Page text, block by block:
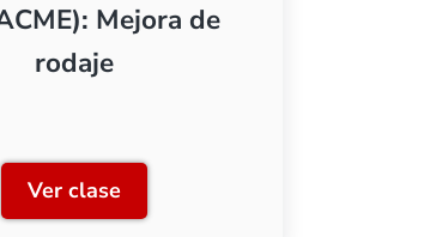
(tres carriles)
Mejora de
rodaje
Ver claseIryo (ACME): Mejora de rodaje